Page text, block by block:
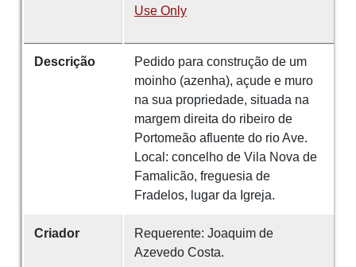
Use Only
Descrição
Pedido para construção de um
moinho (azenha), açude e muro
na sua propriedade, situada na
margem direita do ribeiro de
Portomeão afluente do rio Ave.
Local: concelho de Vila Nova de
Famalicão, freguesia de
Fradelos, lugar da Igreja.
Criador
Requerente: Joaquim de
Azevedo Costa.